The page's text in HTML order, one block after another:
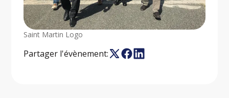
Saint Martin Logo
Partager l'évènement: